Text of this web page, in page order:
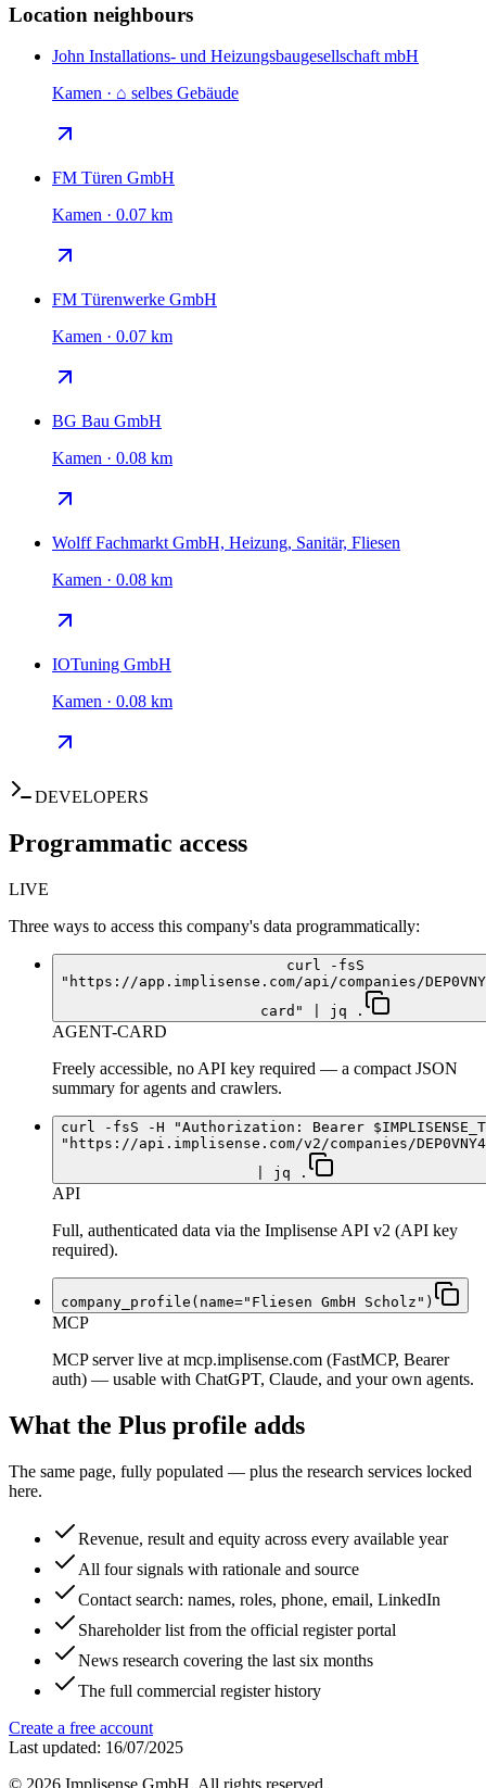
Location neighbours
John Installations- und Heizungsbaugesellschaft mbH
Kamen · ⌂ selbes Gebäude
FM Türen GmbH
Kamen · 0.07 km
FM Türenwerke GmbH
Kamen · 0.07 km
BG Bau GmbH
Kamen · 0.08 km
Wolff Fachmarkt GmbH, Heizung, Sanitär, Fliesen
Kamen · 0.08 km
IOTuning GmbH
Kamen · 0.08 km
DEVELOPERS
Programmatic access
LIVE
Three ways to access this company's data programmatically:
curl -fsS
"https://app.implisense.com/api/companies/
card" | jq .
AGENT-CARD
Freely accessible, no API key required — a compact JSON
summary for agents and crawlers.
curl -fsS -H "Authorization: Bearer
"https://api.implisense.com/v2/companies/
| jq .
API
Full, authenticated data via the Implisense API v2 (API key
required).
company_profile(name="Fliesen GmbH Scholz")
MCP
MCP server live at mcp.implisense.com (FastMCP, Bearer
auth) — usable with ChatGPT, Claude, and your own agents.
What the Plus profile adds
The same page, fully populated — plus the research services locked
here.
Revenue, result and equity across every available year
All four signals with rationale and source
Contact search: names, roles, phone, email, LinkedIn
Shareholder list from the official register portal
News research covering the last six months
The full commercial register history
Create a free account
Last updated: 16/07/2025
© 2026 Implisense GmbH. All rights reserved.